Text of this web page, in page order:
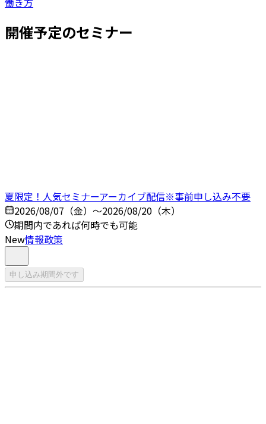
開催予定のセミナー
夏限定！人気セミナーアーカイブ配信※事前申し込み不要
2026/08/07（金）～2026/08/20（木）
期間内であれば何時でも可能
New情報政策
申し込み期間外です